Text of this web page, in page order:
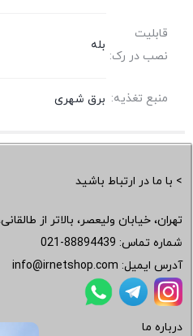
قابلیت
نصب در رک:
بله
منبع تغذیه: برق شهری
> با ما در ارتباط باشید
تهران، خیابان ولیعصر، بالاتر از طالقانی،
شماره تماس: 021-88894439
آدرس ایمیل: info@irnetshop.com
درباره ما